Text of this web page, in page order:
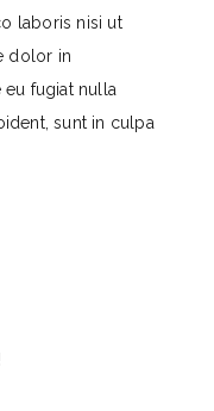
laboris nisi ut
dolor in
fugiat nulla
sunt in culpa